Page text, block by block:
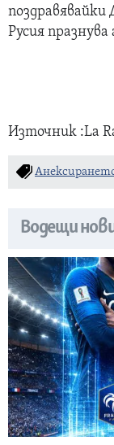
Русия
Източник :La
Водещи